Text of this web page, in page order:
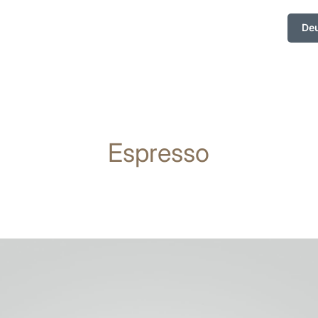
Espresso